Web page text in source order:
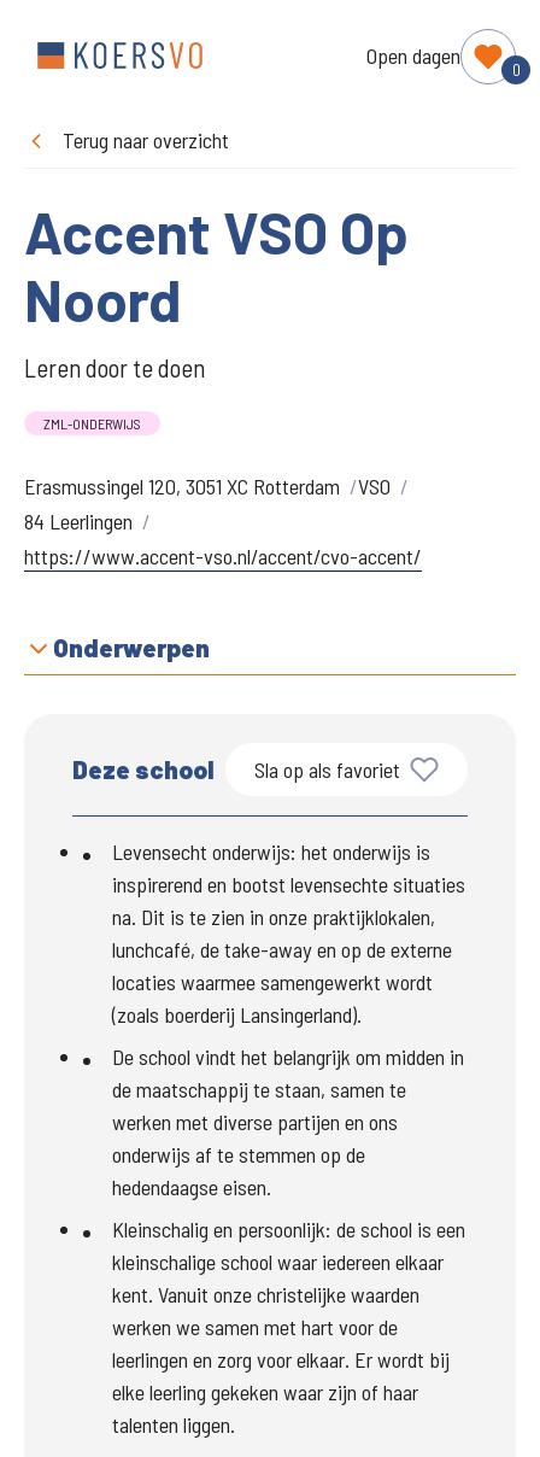
Open dagen
0
Terug naar overzicht
Accent VSO Op
Noord
Leren door te doen
ZML-ONDERWIJS
Erasmussingel 120, 3051 XC Rotterdam
VSO
84 Leerlingen
https://www.accent-vso.nl/accent/cvo-accent/
Onderwerpen
Deze school Sla op als favoriet
Levensecht onderwijs: het onderwijs is
inspirerend en bootst levensechte situaties
na. Dit is te zien in onze praktijklokalen,
lunchcafé, de take-away en op de externe
locaties waarmee samengewerkt wordt
(zoals boerderij Lansingerland).
De school vindt het belangrijk om midden in
de maatschappij te staan, samen te
werken met diverse partijen en ons
onderwijs af te stemmen op de
hedendaagse eisen.
Kleinschalig en persoonlijk: de school is een
kleinschalige school waar iedereen elkaar
kent. Vanuit onze christelijke waarden
werken we samen met hart voor de
leerlingen en zorg voor elkaar. Er wordt bij
elke leerling gekeken waar zijn of haar
talenten liggen.